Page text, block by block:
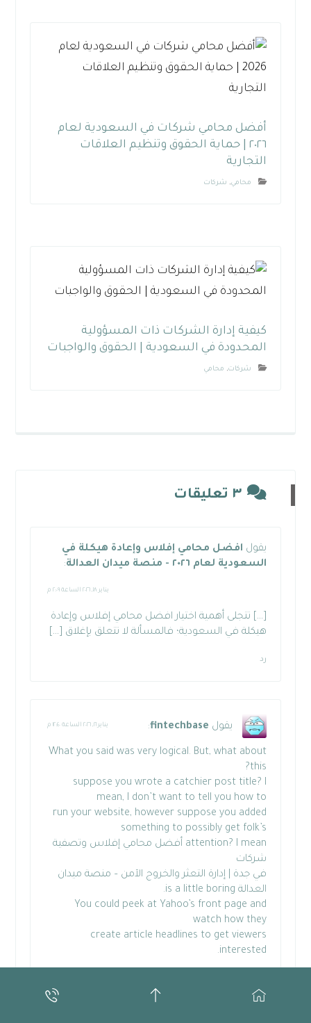
أفضل محامي شركات في السعودية لعام
٢٠٢٦ | حماية الحقوق وتنظيم العلاقات
التجارية
محامي, شركات
كيفية إدارة الشركات ذات المسؤولية
المحدودة في السعودية | الحقوق والواجبات
شركات, محامي
٣ تعليقات
يقول افضل محامي إفلاس وإعادة هيكلة في
السعودية لعام ٢٠٢٦ - منصة ميدان العدالة
:
يناير ١٨, ٢٠٢٦ الساعة ٢:٠٩ م
[…] تتجلى أهمية اختيار افضل محامي إفلاس وإعادة
هيكلة في السعودية؛ فالمسألة لا تتعلق بإغلاق […]
رد
يقول fintechbase
: يناير ٢١, ٢٠٢٦ الساعة ١٢:٤٠ م
What you said was very logical. But, what about
this?
suppose you wrote a catchier post title? I
mean, I don’t want to tell you how to
run your website, however suppose you added
something to possibly get folk’s
attention? I mean أفضل محامي إفلاس وتصفية
شركات
في جدة | إدارة التعثر والخروج الآمن – منصة ميدان
العدالة is a little boring.
You could peek at Yahoo’s front page and
watch how they
create article headlines to get viewers
interested.
get